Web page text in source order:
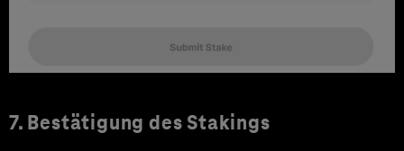
7. Bestätigung des Stakings